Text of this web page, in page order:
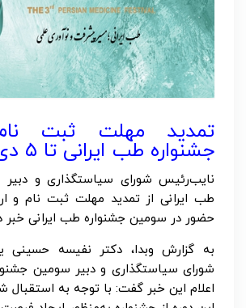
تمدید مهلت ثبت
جشنواره طب ایرانی تا ۵ دی ماه
نایب‌رئیس شورای سیاستگذاری و دبیر
طب ایرانی از تمدید مهلت ثبت نام و
حضور در سومین جشنواره طب ایرانی خبر
به گزارش وبدا، دکتر نفیسه حسینی
شورای سیاستگذاری و دبیر سومین
اعلام این خبر گفت: با توجه به استقبال